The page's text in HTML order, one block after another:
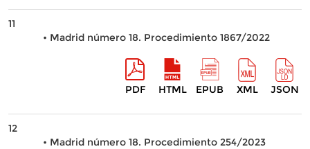
11
• Madrid número 18. Procedimiento 1867/2022
PDF HTML EPUB XML JSON
12
• Madrid número 18. Procedimiento 254/2023